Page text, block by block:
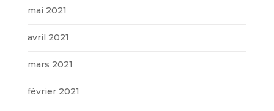
mai 2021
avril 2021
mars 2021
février 2021